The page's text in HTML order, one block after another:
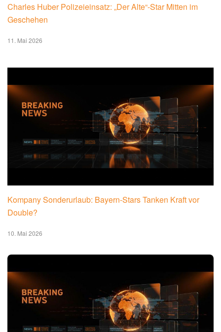
Charles Huber Polizeieinsatz: „Der Alte“-Star Mitten im
Geschehen
11. Mai 2026
Kompany Sonderurlaub: Bayern-Stars Tanken Kraft vor
Double?
10. Mai 2026